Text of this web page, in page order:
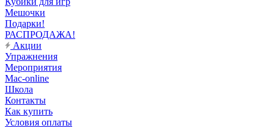
Мешочки
Подарки!
РАСПРОДАЖА!
Акции
Упражнения
Мероприятия
Mac-online
Школа
Контакты
Как купить
Условия оплаты